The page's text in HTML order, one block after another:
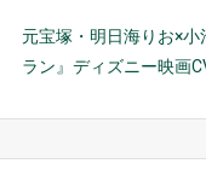
元宝塚・明日海りお×小
ラン』ディズニー映画